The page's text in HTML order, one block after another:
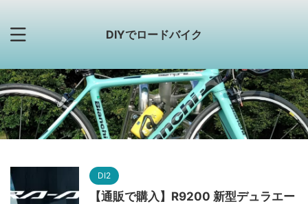
DIYでロードバイク
DI2
【通販で購入】R9200 新型デュラエー